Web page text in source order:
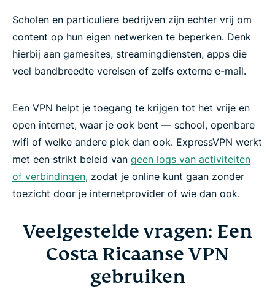
Scholen en particuliere bedrijven zijn echter vrij om
content op hun eigen netwerken te beperken. Denk
hierbij aan gamesites, streamingdiensten, apps die
veel bandbreedte vereisen of zelfs externe e-mail.
Een VPN helpt je toegang te krijgen tot het vrije en
open internet, waar je ook bent — school, openbare
wifi of welke andere plek dan ook. ExpressVPN werkt
met een strikt beleid van geen logs van activiteiten
of verbindingen, zodat je online kunt gaan zonder
toezicht door je internetprovider of wie dan ook.
Veelgestelde vragen: Een
Costa Ricaanse VPN
gebruiken